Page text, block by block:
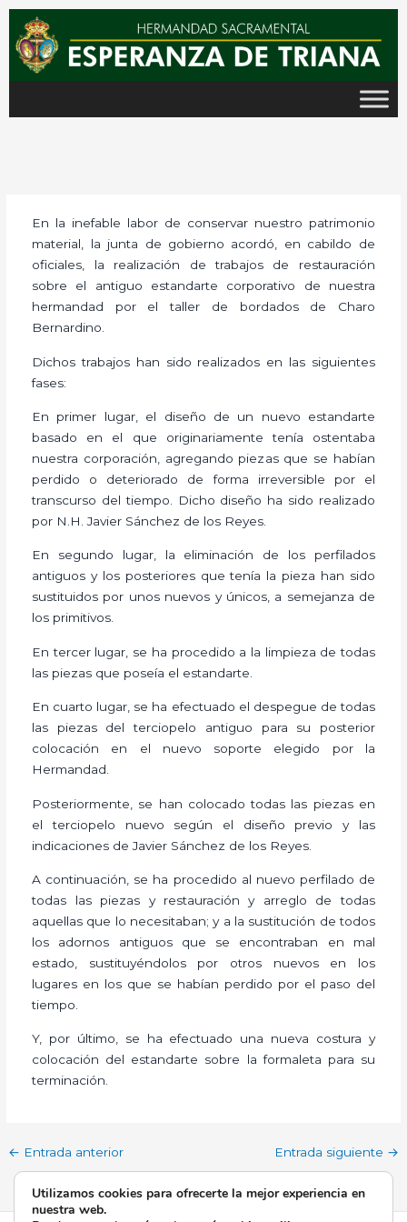
contenido
En la inefable labor de conservar nuestro patrimonio
material, la junta de gobierno acordó, en cabildo de
oficiales, la realización de trabajos de restauración
sobre el antiguo estandarte corporativo de nuestra
hermandad por el taller de bordados de Charo
Bernardino.
Dichos trabajos han sido realizados en las siguientes
fases:
En primer lugar, el diseño de un nuevo estandarte
basado en el que originariamente tenía ostentaba
nuestra corporación, agregando piezas que se habían
perdido o deteriorado de forma irreversible por el
transcurso del tiempo. Dicho diseño ha sido realizado
por N.H. Javier Sánchez de los Reyes.
En segundo lugar, la eliminación de los perfilados
antiguos y los posteriores que tenía la pieza han sido
sustituidos por unos nuevos y únicos, a semejanza de
los primitivos.
En tercer lugar, se ha procedido a la limpieza de todas
las piezas que poseía el estandarte.
En cuarto lugar, se ha efectuado el despegue de todas
las piezas del terciopelo antiguo para su posterior
colocación en el nuevo soporte elegido por la
Hermandad.
Posteriormente, se han colocado todas las piezas en
el terciopelo nuevo según el diseño previo y las
indicaciones de Javier Sánchez de los Reyes.
A continuación, se ha procedido al nuevo perfilado de
todas las piezas y restauración y arreglo de todas
aquellas que lo necesitaban; y a la sustitución de todos
los adornos antiguos que se encontraban en mal
estado, sustituyéndolos por otros nuevos en los
lugares en los que se habían perdido por el paso del
tiempo.
Y, por último, se ha efectuado una nueva costura y
colocación del estandarte sobre la formaleta para su
terminación.
← Entrada anterior Entrada siguiente →
Utilizamos cookies para ofrecerte la mejor experiencia en
nuestra web.